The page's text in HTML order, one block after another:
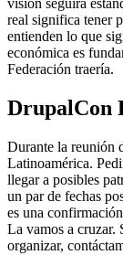
visión seguirá
real significa tener
entienden lo que
económica es
Federación traería.
DrupalCon
Durante la reunión
Latinoamérica.
llegar a posibles
un par de fechas
es una
La vamos a cruzar.
organizar,